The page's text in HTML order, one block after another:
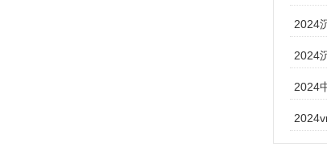
2024
2024
2024